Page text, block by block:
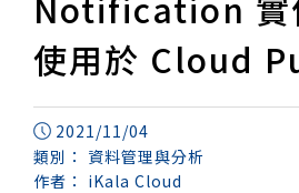
使用於 Cloud
2021/11/04
類別： 資料管理與分析
作者： iKala Cloud